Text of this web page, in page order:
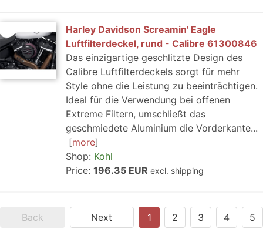
Harley Davidson Screamin' Eagle
Luftfilterdeckel, rund - Calibre 61300846
Das einzigartige geschlitzte Design des
Calibre Luftfilterdeckels sorgt für mehr
Style ohne die Leistung zu beeinträchtigen.
Ideal für die Verwendung bei offenen
Extreme Filtern, umschließt das
geschmiedete Aluminium die Vorderkante...
more
Shop: Kohl
Price: 196.35 EUR excl. shipping
Back Next 1 2 3 4 5